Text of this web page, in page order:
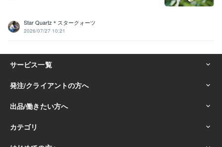
Star Quartz＊スタークォーツ
2026/07/27 10:21